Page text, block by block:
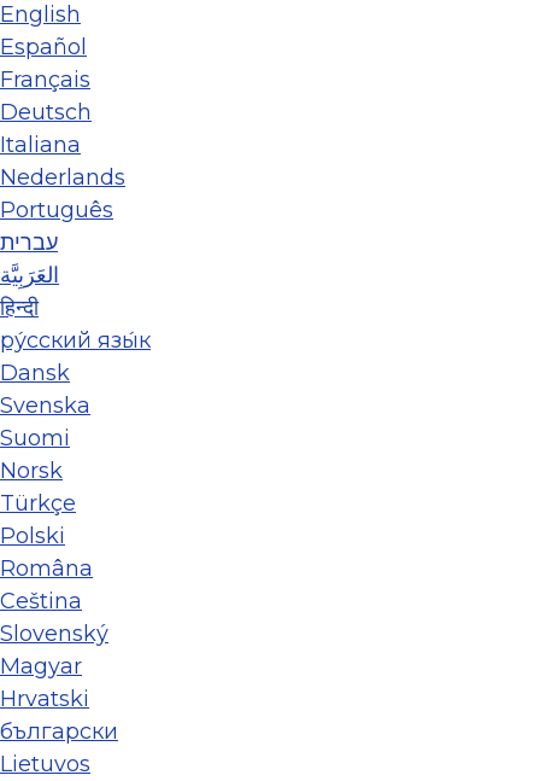
English
Español
Français
Deutsch
Italiana
Nederlands
Português
עברית
العَرَبِيَّة
हिन्दी
ру́сский язы́к
Dansk
Svenska
Suomi
Norsk
Türkçe
Polski
Româna
Ceština
Slovenský
Magyar
Hrvatski
български
Lietuvos